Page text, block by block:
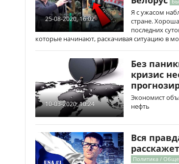
25-08-2020, 16:02
Я с ужасом
стране.
последних
которые начинают, раскачивая ситуацию в
10-03-2020, 10:24
Без
кризис
Экономист
нефть
Вся
Политика /